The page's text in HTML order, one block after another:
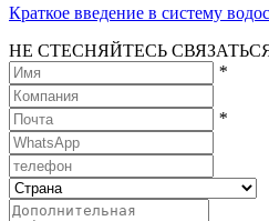
Краткое введение в систему
НЕ СТЕСНЯЙТЕСЬ
*
*